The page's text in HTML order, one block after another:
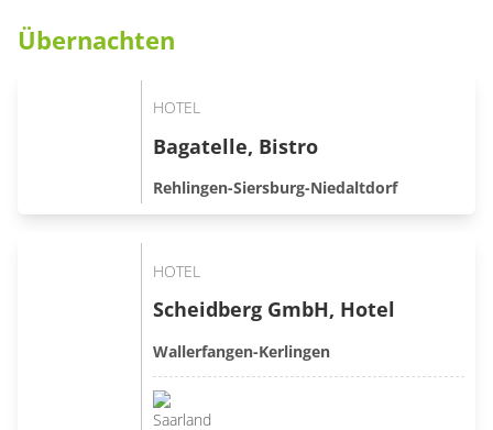
Übernachten
HOTEL
Bagatelle, Bistro
Rehlingen-Siersburg-Niedaltdorf
HOTEL
Scheidberg GmbH, Hotel
Wallerfangen-Kerlingen